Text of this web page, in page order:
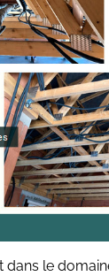
dans le